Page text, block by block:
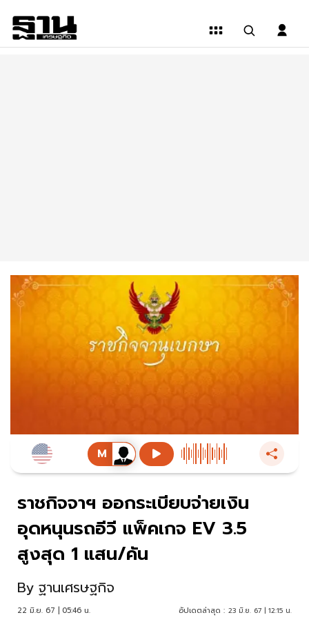
ราชกิจจาฯ ออกระเบียบจ่ายเงิน
อุดหนุนรถอีวี แพ็คเกจ EV 3.5
สูงสุด 1 แสน/คัน
By ฐานเศรษฐกิจ
22 มิ.ย. 67 | 05:46 น. อัปเดตล่าสุด : 23 มิ.ย. 67 | 12:15 น.